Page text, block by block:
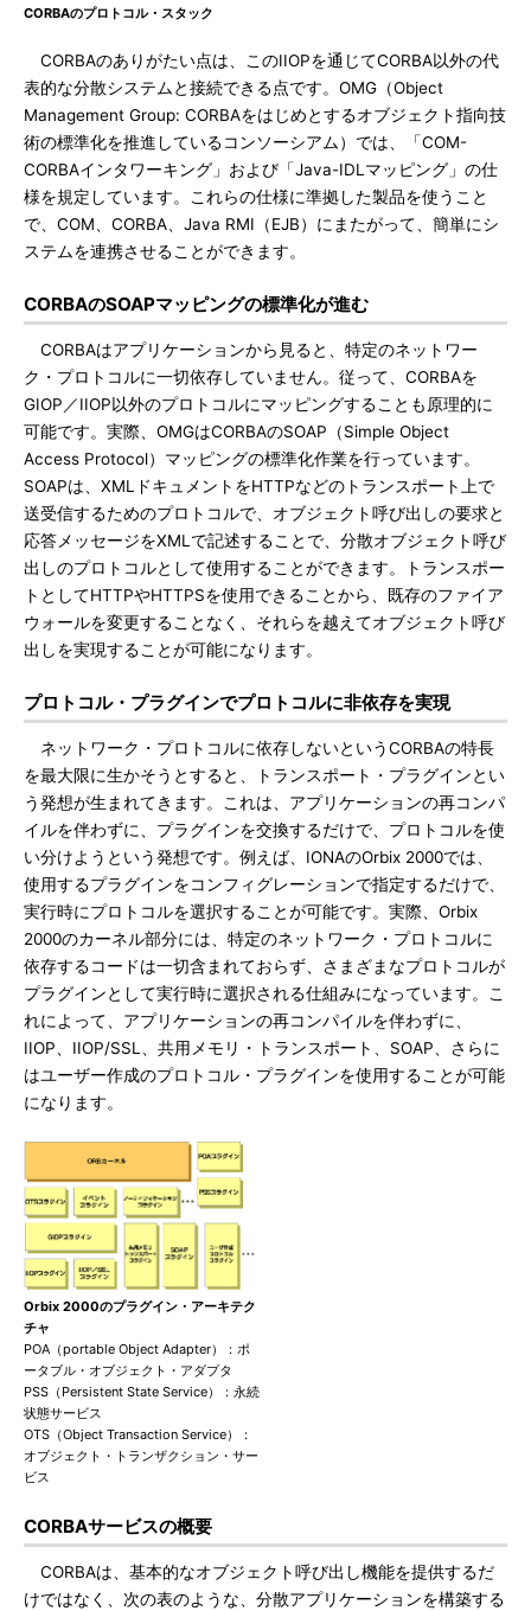
CORBAのプロトコル・スタック
CORBAのありがたい点は、このIIOPを通じてCORBA以外の代
表的な分散システムと接続できる点です。OMG（Object
Management Group: CORBAをはじめとするオブジェクト指向技
術の標準化を推進しているコンソーシアム）では、「COM-
CORBAインタワーキング」および「Java-IDLマッピング」の仕
様を規定しています。これらの仕様に準拠した製品を使うこと
で、COM、CORBA、Java RMI（EJB）にまたがって、簡単にシ
ステムを連携させることができます。
CORBAのSOAPマッピングの標準化が進む
CORBAはアプリケーションから見ると、特定のネットワー
ク・プロトコルに一切依存していません。従って、CORBAを
GIOP／IIOP以外のプロトコルにマッピングすることも原理的に
可能です。実際、OMGはCORBAのSOAP（Simple Object
Access Protocol）マッピングの標準化作業を行っています。
SOAPは、XMLドキュメントをHTTPなどのトランスポート上で
送受信するためのプロトコルで、オブジェクト呼び出しの要求と
応答メッセージをXMLで記述することで、分散オブジェクト呼び
出しのプロトコルとして使用することができます。トランスポー
トとしてHTTPやHTTPSを使用できることから、既存のファイア
ウォールを変更することなく、それらを越えてオブジェクト呼び
出しを実現することが可能になります。
プロトコル・プラグインでプロトコルに非依存を実現
ネットワーク・プロトコルに依存しないというCORBAの特長
を最大限に生かそうとすると、トランスポート・プラグインとい
う発想が生まれてきます。これは、アプリケーションの再コンパ
イルを伴わずに、プラグインを交換するだけで、プロトコルを使
い分けようという発想です。例えば、IONAのOrbix 2000では、
使用するプラグインをコンフィグレーションで指定するだけで、
実行時にプロトコルを選択することが可能です。実際、Orbix
2000のカーネル部分には、特定のネットワーク・プロトコルに
依存するコードは一切含まれておらず、さまざまなプロトコルが
プラグインとして実行時に選択される仕組みになっています。こ
れによって、アプリケーションの再コンパイルを伴わずに、
IIOP、IIOP/SSL、共用メモリ・トランスポート、SOAP、さらに
はユーザー作成のプロトコル・プラグインを使用することが可能
になります。
Orbix 2000のプラグイン・アーキテク
チャ
POA（portable Object Adapter）：ポ
ータブル・オブジェクト・アダプタ
PSS（Persistent State Service）：永続
状態サービス
OTS（Object Transaction Service）：
オブジェクト・トランザクション・サー
ビス
CORBAサービスの概要
CORBAは、基本的なオブジェクト呼び出し機能を提供するだ
けではなく、次の表のような、分散アプリケーションを構築する